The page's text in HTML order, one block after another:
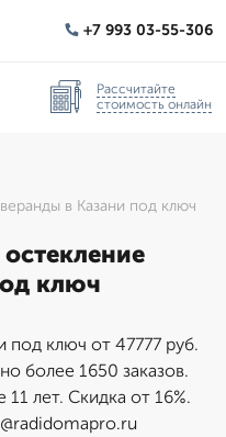
+7 993 03-55-306
Рассчитайте
стоимость онлайн
в Казани под ключ
ключ
под ключ от 47777 руб.
более 1650 заказов.
лет. Скидка от 16%.